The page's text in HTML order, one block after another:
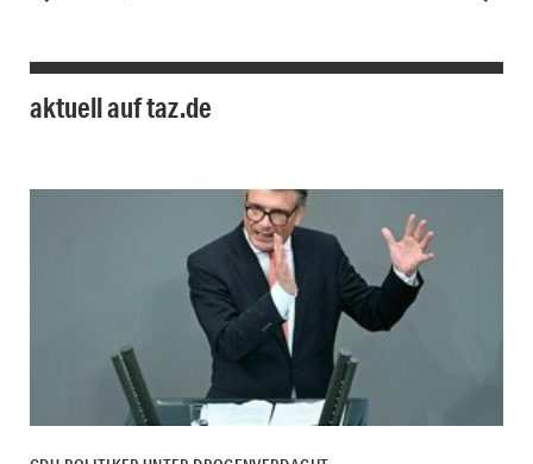
aktuell auf taz.de